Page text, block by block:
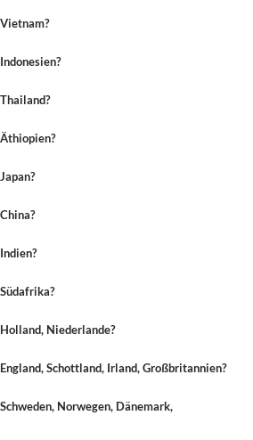
Niederlande?
Schottland, Irland, Großbritannien?
Norwegen, Dänemark,